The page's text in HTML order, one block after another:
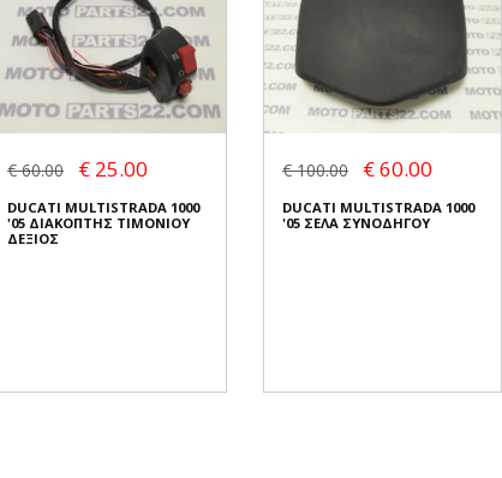
€ 60.00 € 25.00
DUCATI MULTISTRADA 1000
'05 ΔΙΑΚΟΠΤΗΣ ΤΙΜΟΝΙΟΥ
ΔΕΞΙΟΣ
€ 100.00 € 60.00
DUCATI MULTISTRADA 1000
'05 ΣΕΛΑ ΣΥΝΟΔΗΓΟΥ